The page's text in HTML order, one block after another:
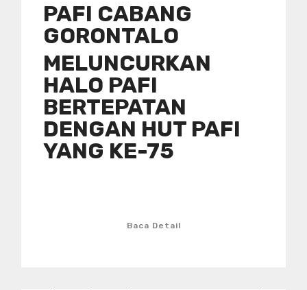
PAFI CABANG
GORONTALO
MELUNCURKAN
HALO PAFI
BERTEPATAN
DENGAN HUT PAFI
YANG KE-75
Baca Detail